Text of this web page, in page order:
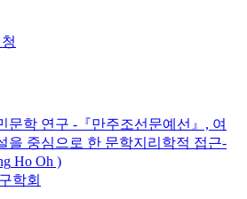
문학 연구 -『만주조선문예선』, 여
을 중심으로 한 문학지리학적 접근-
Ho Oh )
학회